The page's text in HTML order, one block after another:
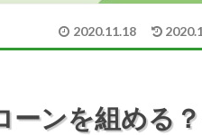
2020.11.18
ーンを組める